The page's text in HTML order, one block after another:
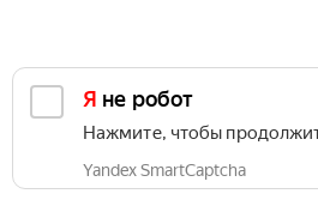
Я не робот
Нажмите, чтобы
Yandex SmartCaptcha